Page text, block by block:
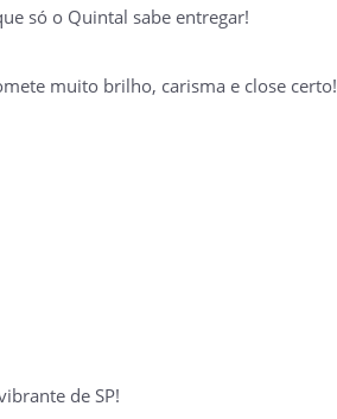
só o Quintal sabe entregar!
muito brilho, carisma e close certo!
de SP!